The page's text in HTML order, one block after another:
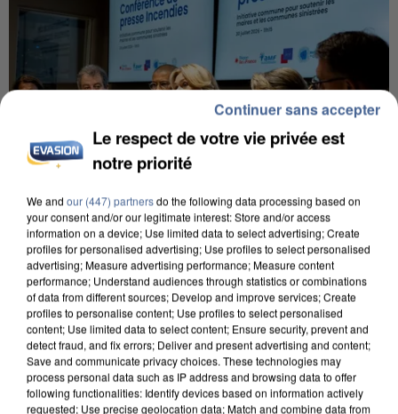
INCENDIES : L’ÎLE-DE-FRANCE LANCE UN ÉLAN
DE SOLIDARITÉ AVEC LES...
Le respect de votre vie privée est
notre priorité
We and our (447) partnersdo the following data processing based on
your consent and/or our legitimate interest: Store and/or access
information on a device; Use limited data to select advertising; Create
profiles for personalised advertising; Use profiles to select personalised
advertising; Measure advertising performance; Measure content
performance; Understand audiences through statistics or combinations
of data from different sources; Develop and improve services; Create
profiles to personalise content; Use profiles to select personalised
content; Use limited data to select content; Ensure security, prevent and
detect fraud, and fix errors; Deliver and present advertising and content;
Save and communicate privacy choices. These technologies may
process personal data such as IP address and browsing data to offer
following functionalities: Identify devices based on information actively
requested; Use precise geolocation data; Match and combine data from
Continuer sans accepter